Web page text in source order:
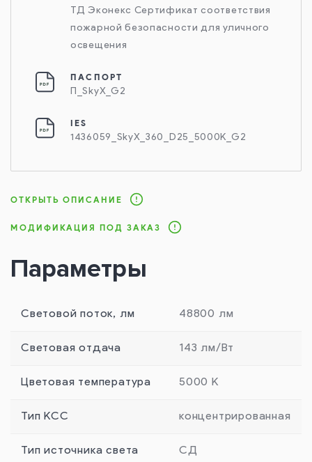
ТД Эконекс Сертификат соответствия
пожарной безопасности для уличного
освещения
ПАСПОРТ
П_SkyX_G2
IES
1436059_SkyX_360_D25_5000K_G2
ОТКРЫТЬ ОПИСАНИЕ
МОДИФИКАЦИЯ ПОД ЗАКАЗ
Параметры
Световой поток, лм 48800 лм
Световая отдача 143 лм/Вт
Цветовая температура 5000 К
Тип КСС концентрированная
Тип источника света СД